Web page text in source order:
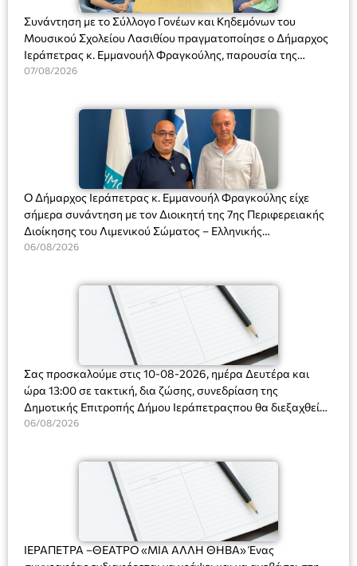
Συνάντηση με το Σύλλογο Γονέων και Κηδεμόνων του
Μουσικού Σχολείου Λασιθίου πραγματοποίησε ο Δήμαρχος
Ιεράπετρας κ. Εμμανουήλ Φραγκούλης, παρουσία της
Διευθύντριας του σχολείου κας Μαριάννας Χαΐτα.
07/08/2026
Ο Δήμαρχος Ιεράπετρας κ. Εμμανουήλ Φραγκούλης είχε
σήμερα συνάντηση με τον Διοικητή της 7ης Περιφερειακής
Διοίκησης του Λιμενικού Σώματος – Ελληνικής
Ακτοφυλακής (Λ.Σ.-ΕΛ.ΑΚΤ.), Αρχιπλοίαρχο Λ.Σ. κ. Ιωάννη
06/08/2026
Σας προσκαλούμε στις 10-08-2026, ημέρα Δευτέρα και
ώρα 13:00 σε τακτική, δια ζώσης, συνεδρίαση της
Δημοτικής Επιτροπής Δήμου Ιεράπετραςπου θα διεξαχθεί
στο Δημοτικό Κατάστημα, Δημοκρατίας 31 στην αίθουσα
και λήψη αποφάσεων στα παρακάτω θέματα:
06/08/2026
ΙΕΡΑΠΕΤΡΑ –ΘΕΑΤΡΟ «ΜΙΑ ΑΛΛΗ ΘΗΒΑ» Ένας